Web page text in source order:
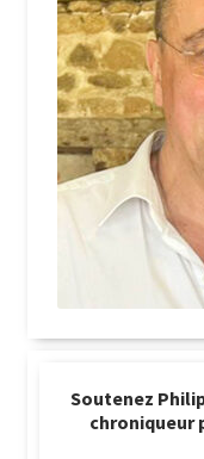
Soutenez
chroniqueur